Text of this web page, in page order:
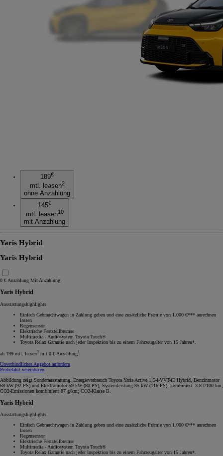
189€
mtl. leasen2
ohne Anzahlung
145€
mtl. leasen10
mit Anzahlung
Yaris Hybrid
Yaris Hybrid
0 € Anzahlung Mit Anzahlung
Yaris Hybrid
Ausstattungshighlights
Einfach Gebrauchtwagen in Zahlung geben und eine zusätzliche Prämie von 1.000 €*** anrechnen
lassen
Regensensor
Elektrische Feststellbremse
Multimedia - Audiosystem Toyota Touch®
Toyota Relax Garantie nach jeder Inspektion bis zu einem Fahrzeugalter von 15 Jahren*.
ab 199 mtl. leasen3 mit 0 € Anzahlung1
Unverbindliches Angebot anfordern
Probefahrt vereinbaren
Abbildung zeigt Sonderausstattung. Energieverbrauch Toyota Yaris Active 1,5-l-VVT-iE Hybrid, Benzinmotor
68 kW (92 PS) und Elektromotor 59 kW (80 PS), Systemleistung 85 kW (116 PS); kombiniert: 3.8 l/100 km;
CO2-Emissionen kombiniert: 87 g/km; CO2-Klasse B.
Yaris Hybrid
Ausstattungshighlights
Einfach Gebrauchtwagen in Zahlung geben und eine zusätzliche Prämie von 1.000 €*** anrechnen
lassen
Regensensor
Elektrische Feststellbremse
Multimedia - Audiosystem Toyota Touch®
Toyota Relax Garantie nach jeder Inspektion bis zu einem Fahrzeugalter von 15 Jahren*.